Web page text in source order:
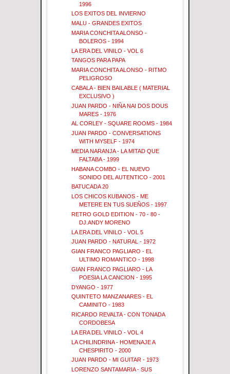
1996
LOS EXITOS DEL INVIERNO
MALU - GRANDES EXITOS
MARIA CONCHITA ALONSO -
BOLEROS - 1994
LA ERA DEL VINILO - VOL 6
TANGOS PARA PAPA
MARIA CONCHITA ALONSO - RITMO
PELIGROSO
CABALA - BIEN BAILABLE ( MATERIAL
EXCLUSIVO )
JUAN PARDO - NIÑA NAI DOS DOUS
MARES - 1976
AL CORLEY - SQUARE ROOMS - 1984
JUAN PARDO - CONVERSATIONS
WITH MYSELF - 1974
MEDIA NARANJA - LA MITAD QUE
FALTABA - 1999
HABANA COMBO - EL NUEVO
SONIDO DEL AUTENTICO - 2001
BATUCADA 20
LOS CHICOS KUBANOS - ME
METERE EN TUS SUEÑOS - 1997
RETRO GOLD EDITION - 70 - 80 -
DJ.ANDY MORENO
LA ERA DEL VINILO - VOL 5
JUAN PARDO - NATURAL - 1972
GIAN FRANCO PAGLIARO - EL
ULTIMO ROMANTICO - 1998
GIAN FRANCO PAGLIARO - LA
POESIA LA CANCION - 1995
DYANGO - 1977
QUINTETO MANZANARES - EL
CAMINITO - 1983
RICARDO REVALTA - CON TONADA
CORDOBESA
LA ERA DEL VINILO - VOL 4
LA CHILINDRINA - HOMENAJE A
CHESPIRITO - 2000
JUAN PARDO - MI GUITAR - 1973
LORENZO SANTAMARIA - SUS